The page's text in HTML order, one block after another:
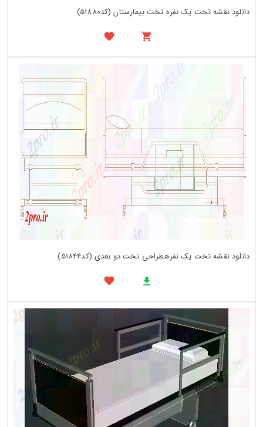
دانلود نقشه تخت یک نفره تخت بیمارستان (کد51880)
دانلود نقشه تخت یک نفرهطراحی تخت دو بعدی (کد51844)